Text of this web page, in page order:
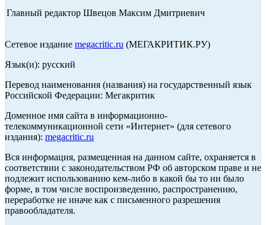
Главный редактор Швецов Максим Дмитриевич
Сетевое издание megacritic.ru (МЕГАКРИТИК.РУ)
Язык(и): русский
Перевод наименования (названия) на государственный язык
Российской Федерации: Мегакритик
Доменное имя сайта в информационно-
телекоммуникационной сети «Интернет» (для сетевого
издания): megacritic.ru
Вся информация, размещенная на данном сайте, охраняется в
соответствии с законодательством РФ об авторском праве и не
подлежит использованию кем-либо в какой бы то ни было
форме, в том числе воспроизведению, распространению,
переработке не иначе как с письменного разрешения
правообладателя.